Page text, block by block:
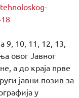
9, 10, 11, 12, 13,
овог Јавног
а до краја прве
јавни позив за
у